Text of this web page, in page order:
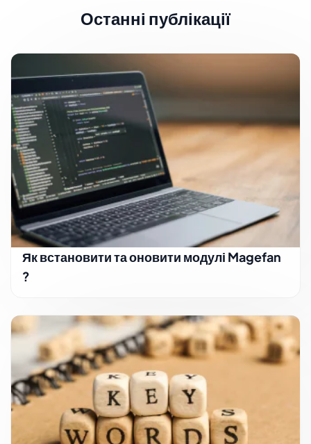
Останні публікації
Як встановити та оновити модулі Magefan
?